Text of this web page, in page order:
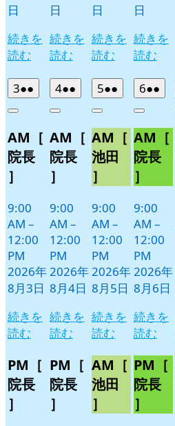
日
続きを
読む
日
続きを
読む
日
続きを
読む
日
続きを
読む
32026
年
月
3
日
●●
件
イ
ベ
Close
AM［
院長
］
9:00
AM –
12:00
PM
2026年
8月3日
続きを
読む
PM［
院長
］
42026
年
月
4
日
●●
件
イ
ベ
Close
AM［
院長
］
9:00
AM –
12:00
PM
2026年
8月4日
続きを
読む
PM［
院長
］
52026
年
月
5
日
●●
件
イ
ベ
ト)
Close
AM［
池田
］
9:00
AM –
12:00
PM
2026年
8月5日
続きを
読む
AM［
池田
］
62026
年
月
6
日
●●
件
イ
ベ
ト)
Close
AM［
院長
］
9:00
AM –
12:00
PM
2026年
8月6日
続きを
読む
PM［
院長
］